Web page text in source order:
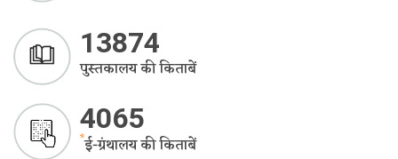
13874
पुस्तकालय की किताबें
4065
*ई-ग्रंथालय की किताबें